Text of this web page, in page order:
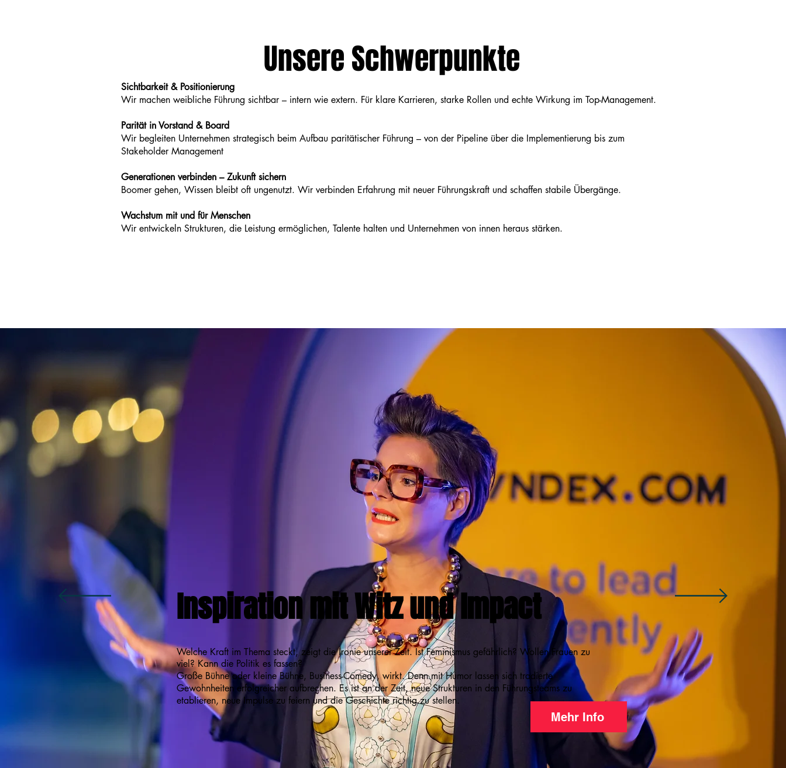
Unsere Schwerpunkte
Sichtbarkeit & Positionierung
Wir machen weibliche Führung sichtbar – intern wie extern. Für klare Karrieren, starke Rollen und echte Wirkung im Top-Management.
Parität in Vorstand & Board
Wir begleiten Unternehmen strategisch beim Aufbau paritätischer Führung – von der Pipeline über die Implementierung bis zum
Stakeholder Management
Generationen verbinden – Zukunft sichern
Boomer gehen, Wissen bleibt oft ungenutzt. Wir verbinden Erfahrung mit neuer Führungskraft und schaffen stabile Übergänge.
Wachstum mit und für Menschen
Wir entwickeln Strukturen, die Leistung ermöglichen, Talente halten und Unternehmen von innen heraus stärken.
Inspiration mit Witz und Impact
Welche Kraft im Thema steckt, zeigt die Ironie unserer Zeit. Ist Feminismus gefährlich? Wollen Frauen zu
viel? Kann die Politik es fassen?
Große Bühne oder kleine Bühne, Business-Comedy, wirkt. Denn mit Humor lassen sich tradierte
Gewohnheiten erfolgreicher aufbrechen. Es ist an der Zeit, neue Strukturen in den Führungsteams zu
etablieren, neue Impulse zu feiern und die Geschichte richtig zu stellen.​
Mehr Info